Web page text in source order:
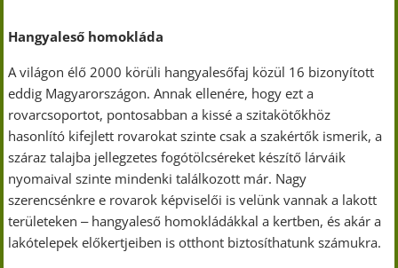
Hangyaleső homokláda
A világon élő 2000 körüli hangyalesőfaj közül 16 bizonyított
eddig Magyarországon. Annak ellenére, hogy ezt a
rovarcsoportot, pontosabban a kissé a szitakötőkhöz
hasonlító kifejlett rovarokat szinte csak a szakértők ismerik, a
száraz talajba jellegzetes fogótölcséreket készítő lárváik
nyomaival szinte mindenki találkozott már. Nagy
szerencsénkre e rovarok képviselői is velünk vannak a lakott
területeken ‒ hangyaleső homokládákkal a kertben, és akár a
lakótelepek előkertjeiben is otthont biztosíthatunk számukra.